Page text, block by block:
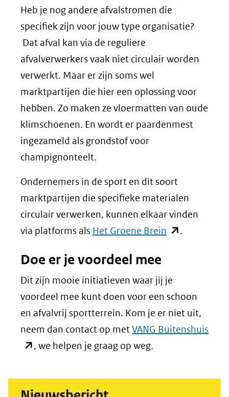
Heb je nog andere afvalstromen die
specifiek zijn voor jouw type organisatie?
Dat afval kan via de reguliere
afvalverwerkers vaak niet circulair worden
verwerkt. Maar er zijn soms wel
marktpartijen die hier een oplossing voor
hebben. Zo maken ze vloermatten van oude
klimschoenen. En wordt er paardenmest
ingezameld als grondstof voor
champignonteelt.
Ondernemers in de sport en dit soort
marktpartijen die specifieke materialen
circulair verwerken, kunnen elkaar vinden
via platforms als Het Groene Brein (opent
venster)
(verwijst
naar
een
.
Doe er je voordeel mee
Dit zijn mooie initiatieven waar jij je
voordeel mee kunt doen voor een schoon
en afvalvrij sportterrein. Kom je er niet uit,
neem dan contact op metVANG Buitenshuis
, we helpen je graag op weg.